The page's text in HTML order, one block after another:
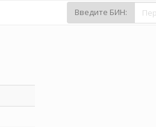
Введите БИН: